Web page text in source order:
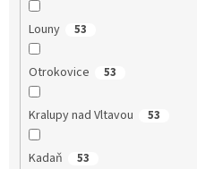
Louny 53
Otrokovice 53
Kralupy nad Vltavou 53
Kadaň 53